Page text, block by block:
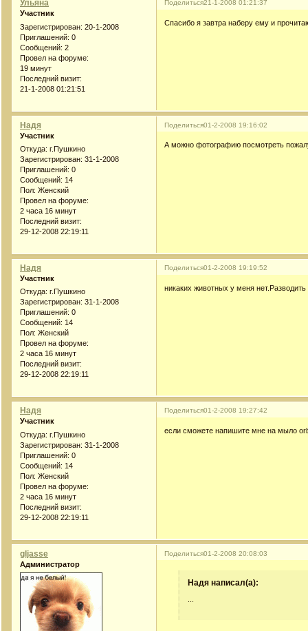
Поделиться21-1-2008 01:21:37
Ульяна
Участник
Зарегистрирован: 20-1-2008
Приглашений: 0
Сообщений: 2
Провел на форуме:
19 минут
Последний визит:
21-1-2008 01:21:51
Спасибо я завтра наберу ему и
Поделиться01-2-2008 19:16:02
Надя
Участник
Откуда: г.Пушкино
Зарегистрирован: 31-1-2008
Приглашений: 0
Сообщений: 14
Пол: Женский
Провел на форуме:
2 часа 16 минут
Последний визит:
29-12-2008 22:19:11
А можно фотографию посмотреть
Поделиться01-2-2008 19:19:52
Надя
Участник
Откуда: г.Пушкино
Зарегистрирован: 31-1-2008
Приглашений: 0
Сообщений: 14
Пол: Женский
Провел на форуме:
2 часа 16 минут
Последний визит:
29-12-2008 22:19:11
никаких животных у меня
Поделиться01-2-2008 19:27:42
Надя
Участник
Откуда: г.Пушкино
Зарегистрирован: 31-1-2008
Приглашений: 0
Сообщений: 14
Пол: Женский
Провел на форуме:
2 часа 16 минут
Последний визит:
29-12-2008 22:19:11
если сможете напишите мне на мыло
Поделиться01-2-2008 20:08:03
gljasse
Администратор
Надя написал(а):